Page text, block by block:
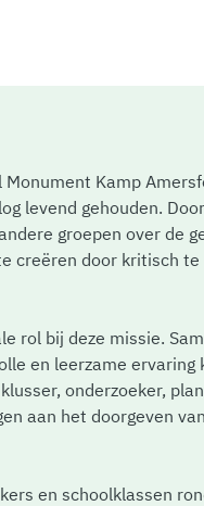
Kamp
levend gehouden.
groepen over de
creëren door kritisch
rol bij deze missie.
en leerzame
onderzoeker,
aan het doorgeven
en schoolklassen